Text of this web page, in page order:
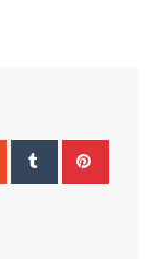
StumbleUpon
Tumblr